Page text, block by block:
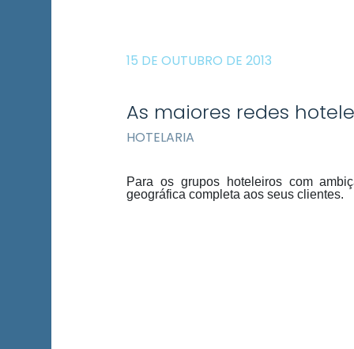
15 DE OUTUBRO DE 2013
As maiores redes
HOTELARIA
Para os grupos hoteleiros com
geográfica completa aos seus clientes.